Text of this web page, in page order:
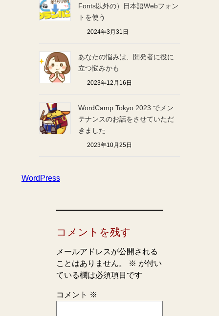
Fonts以外の）日本語Webフォン
トを使う
2024年3月31日
あなたの悩みは、開発者に役に
立つ悩みかも
2023年12月16日
WordCamp Tokyo 2023 でメン
テナンスのお話をさせていただ
きました
2023年10月25日
WordPress
コメントを残す
メールアドレスが公開される
ことはありません。
※ が付い
ている欄は必須項目です
コメント ※